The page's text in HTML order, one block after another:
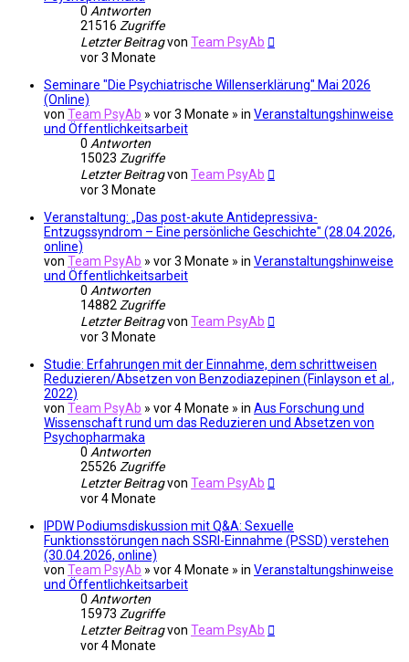
0 Antworten
21516 Zugriffe
Letzter Beitragvon Team PsyAb
vor 3 Monate
Seminare "Die Psychiatrische Willenserklärung" Mai 2026
(Online)
von Team PsyAb » vor 3 Monate » in Veranstaltungshinweise
und Öffentlichkeitsarbeit
0 Antworten
15023 Zugriffe
Letzter Beitragvon Team PsyAb
vor 3 Monate
Veranstaltung: „Das post-akute Antidepressiva-
Entzugssyndrom – Eine persönliche Geschichte" (28.04.2026,
online)
von Team PsyAb » vor 3 Monate » in Veranstaltungshinweise
und Öffentlichkeitsarbeit
0 Antworten
14882 Zugriffe
Letzter Beitragvon Team PsyAb
vor 3 Monate
Studie: Erfahrungen mit der Einnahme, dem schrittweisen
Reduzieren/Absetzen von Benzodiazepinen (Finlayson et al.,
2022)
von Team PsyAb » vor 4 Monate » in Aus Forschung und
Wissenschaft rund um das Reduzieren und Absetzen von
Psychopharmaka
0 Antworten
25526 Zugriffe
Letzter Beitragvon Team PsyAb
vor 4 Monate
IPDW Podiumsdiskussion mit Q&A: Sexuelle
Funktionsstörungen nach SSRI-Einnahme (PSSD) verstehen
(30.04.2026, online)
von Team PsyAb » vor 4 Monate » in Veranstaltungshinweise
und Öffentlichkeitsarbeit
0 Antworten
15973 Zugriffe
Letzter Beitragvon Team PsyAb
vor 4 Monate